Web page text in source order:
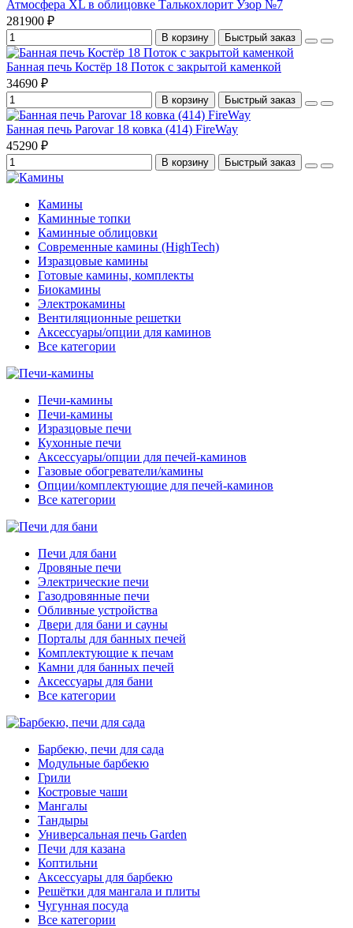
Атмосфера XL в облицовке Талькохлорит Узор №7
281900 ₽
В корзину Быстрый заказ
Банная печь Костёр 18 Поток с закрытой каменкой
34690 ₽
В корзину Быстрый заказ
Банная печь Parovar 18 ковка (414) FireWay
45290 ₽
В корзину Быстрый заказ
Камины
Каминные топки
Каминные облицовки
Современные камины (HighTech)
Изразцовые камины
Готовые камины, комплекты
Биокамины
Электрокамины
Вентиляционные решетки
Аксессуары/опции для каминов
Все категории
Печи-камины
Печи-камины
Изразцовые печи
Кухонные печи
Аксессуары/опции для печей-каминов
Газовые обогреватели/камины
Опции/комплектующие для печей-каминов
Все категории
Печи для бани
Дровяные печи
Электрические печи
Газодровянные печи
Обливные устройства
Двери для бани и сауны
Порталы для банных печей
Комплектующие к печам
Камни для банных печей
Аксессуары для бани
Все категории
Барбекю, печи для сада
Модульные барбекю
Грили
Костровые чаши
Мангалы
Тандыры
Универсальная печь Garden
Печи для казана
Коптильни
Аксессуары для барбекю
Решётки для мангала и плиты
Чугунная посуда
Все категории